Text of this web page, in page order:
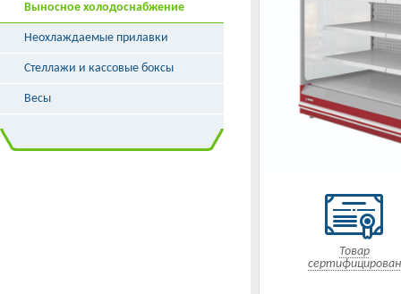
Товар
сертифицирован
Выносное холодоснабжение
Неохлаждаемые прилавки
Стеллажи и кассовые боксы
Весы